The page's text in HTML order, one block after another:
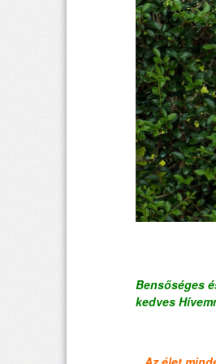
Bensőséges
kedves